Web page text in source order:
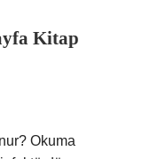
Kitap
Okuma